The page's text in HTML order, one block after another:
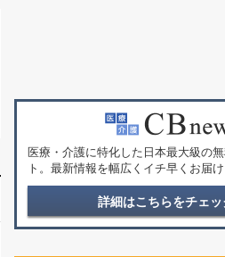
医療・介護に特化した日本最大級の
ト。最新情報を幅広くイチ早くお届け
詳細はこちらをチェッ